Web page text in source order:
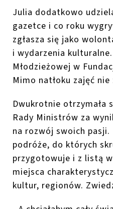
Julia dodatkowo
gazetce i co roku
zgłasza się jako
i wydarzenia
Młodzieżowej w
Mimo natłoku zajęć nie
Dwukrotnie otrzymała
Rady Ministrów za
na rozwój swoich pasji.
podróże, do których
przygotowuje i z listą
miejsca
kultur, regionów.